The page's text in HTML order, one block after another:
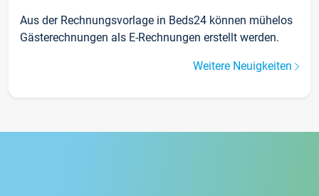
Aus der Rechnungsvorlage in Beds24 können mühelos
Gästerechnungen als E-Rechnungen erstellt werden.
Weitere Neuigkeiten